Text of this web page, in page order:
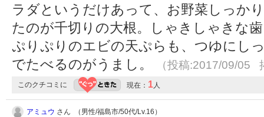
ラダというだけあって、お野菜しっか
たのが千切りの大根。しゃきしゃきな
ぷりぷりのエビの天ぷらも、つゆにし
でたべるのがうまし。
（投稿:2017/09/05
このクチコミに 現在： 1人
アミュウ さん （男性/福島市/50代/Lv.16）